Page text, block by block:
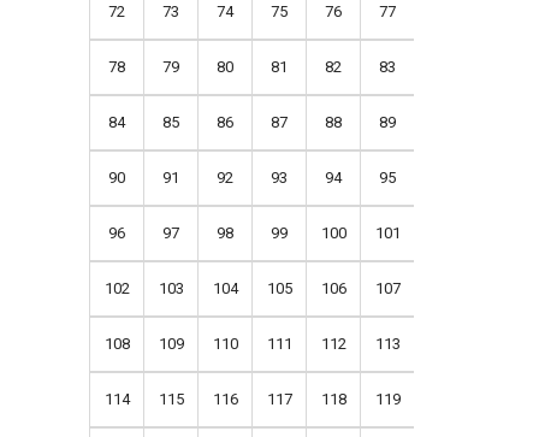
72 73 74 75 76 77
78 79 80 81 82 83
84 85 86 87 88 89
90 91 92 93 94 95
96 97 98 99 100 101
102 103 104 105 106 107
108 109 110 111 112 113
114 115 116 117 118 119